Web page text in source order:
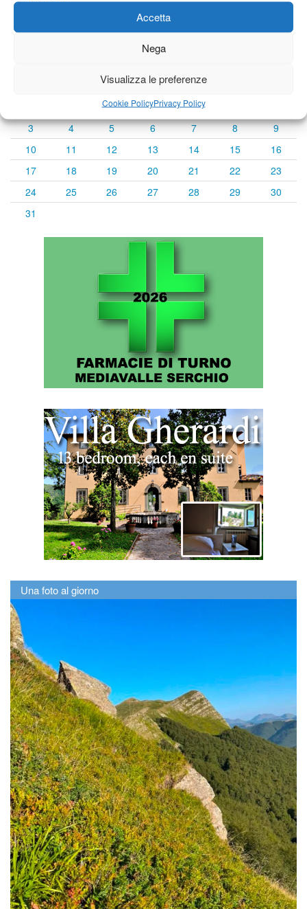
Accetta
Nega
Visualizza le preferenze
Cookie PolicyPrivacy Policy
Calendario eventi
M G V
3
4 5 6 7 8
9
10
11 12 13 14 15
16
17
18 19 20 21 22
23
24
25 26 27 28 29
30
31
Una foto al giorno